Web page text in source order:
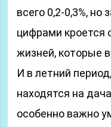
всего 0,2-0,3%,
цифрами кроется
жизней, которые
И в летний
находятся на
особенно важно